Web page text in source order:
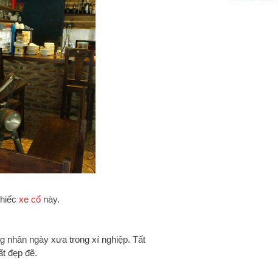
xe cổ này.
nhân ngày xưa trong xí nghiệp. Tất
đẹp đẽ.